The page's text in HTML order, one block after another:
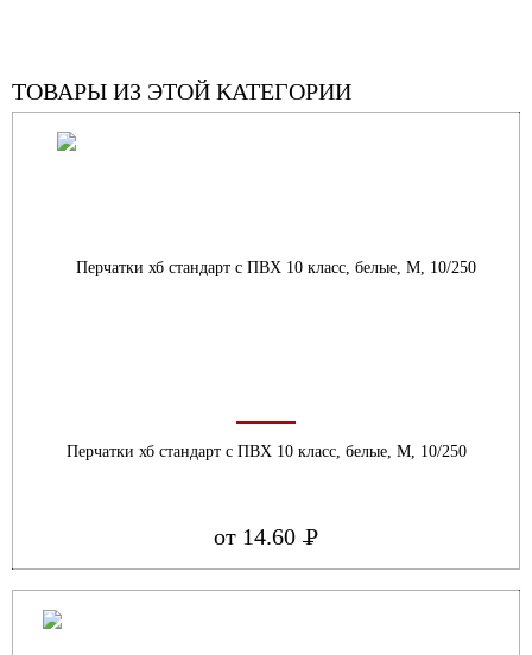
ТОВАРЫ ИЗ ЭТОЙ КАТЕГОРИИ
Перчатки хб стандарт с ПВХ 10 класс, белые, М, 10/250
от 14.60 Р
УБ.